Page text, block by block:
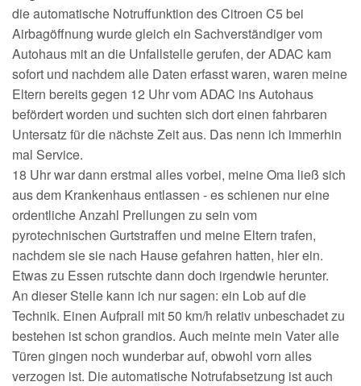
die automatische Notruffunktion des Citroen C5 bei
Airbagöffnung wurde gleich ein Sachverständiger vom
Autohaus mit an die Unfallstelle gerufen, der ADAC kam
sofort und nachdem alle Daten erfasst waren, waren meine
Eltern bereits gegen 12 Uhr vom ADAC ins Autohaus
befördert worden und suchten sich dort einen fahrbaren
Untersatz für die nächste Zeit aus. Das nenn ich immerhin
mal Service.
18 Uhr war dann erstmal alles vorbei, meine Oma ließ sich
aus dem Krankenhaus entlassen - es schienen nur eine
ordentliche Anzahl Prellungen zu sein vom
pyrotechnischen Gurtstraffen und meine Eltern trafen,
nachdem sie sie nach Hause gefahren hatten, hier ein.
Etwas zu Essen rutschte dann doch irgendwie herunter.
An dieser Stelle kann ich nur sagen: ein Lob auf die
Technik. Einen Aufprall mit 50 km/h relativ unbeschadet zu
bestehen ist schon grandios. Auch meinte mein Vater alle
Türen gingen noch wunderbar auf, obwohl vorn alles
verzogen ist. Die automatische Notrufabsetzung ist auch